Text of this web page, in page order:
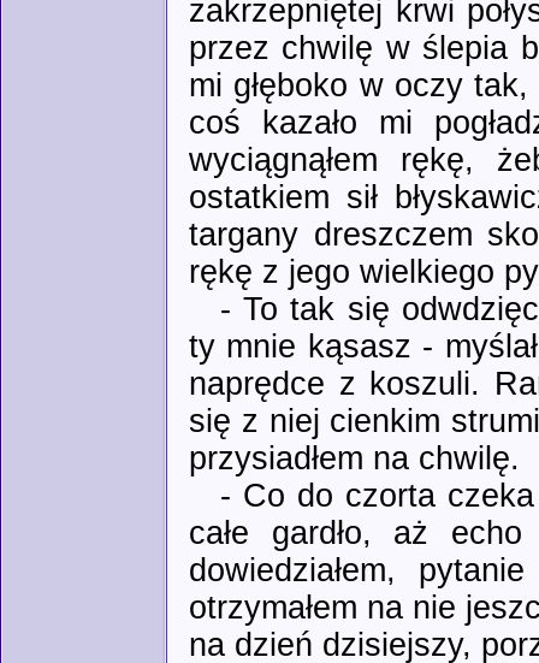
zakrzepniętej krwi
przez chwilę w ślepia
mi głęboko w oczy
coś kazało mi
wyciągnąłem rękę,
ostatkiem sił
targany dreszczem
rękę z jego wielkiego
- To tak się
ty mnie kąsasz -
naprędce z koszuli.
się z niej cienkim
przysiadłem na chwilę.
- Co do czorta
całe gardło, aż
dowiedziałem,
otrzymałem na nie
na dzień dzisiejszy,